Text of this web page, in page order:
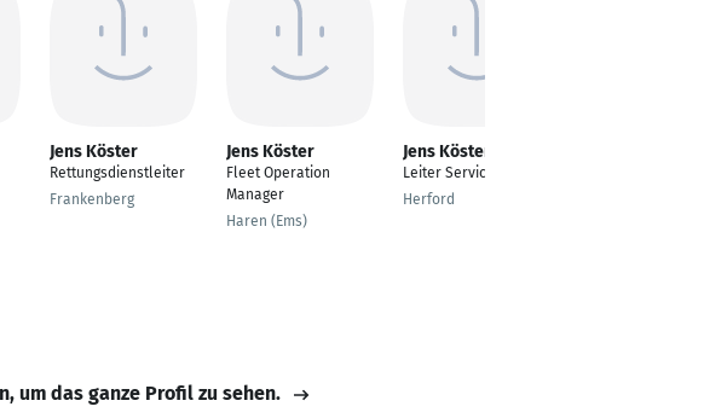
Jens Köster
Rettungsdienstleiter
Frankenberg
Jens Köster
Fleet Operation
Manager
Haren (Ems)
Jens Köster
Leiter Service
Herford
um das ganze Profil zu sehen.